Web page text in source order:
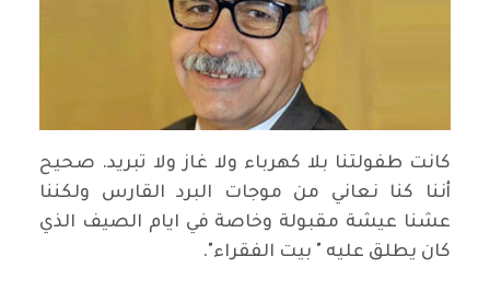
كانت طفولتنا بلا كهرباء ولا غاز ولا تبريد. صحيح
أننا كنا نعاني من موجات البرد القارس ولكننا
عشنا عيشة مقبولة وخاصة في ايام الصيف الذي
كان يطلق عليه " بيت الفقراء".